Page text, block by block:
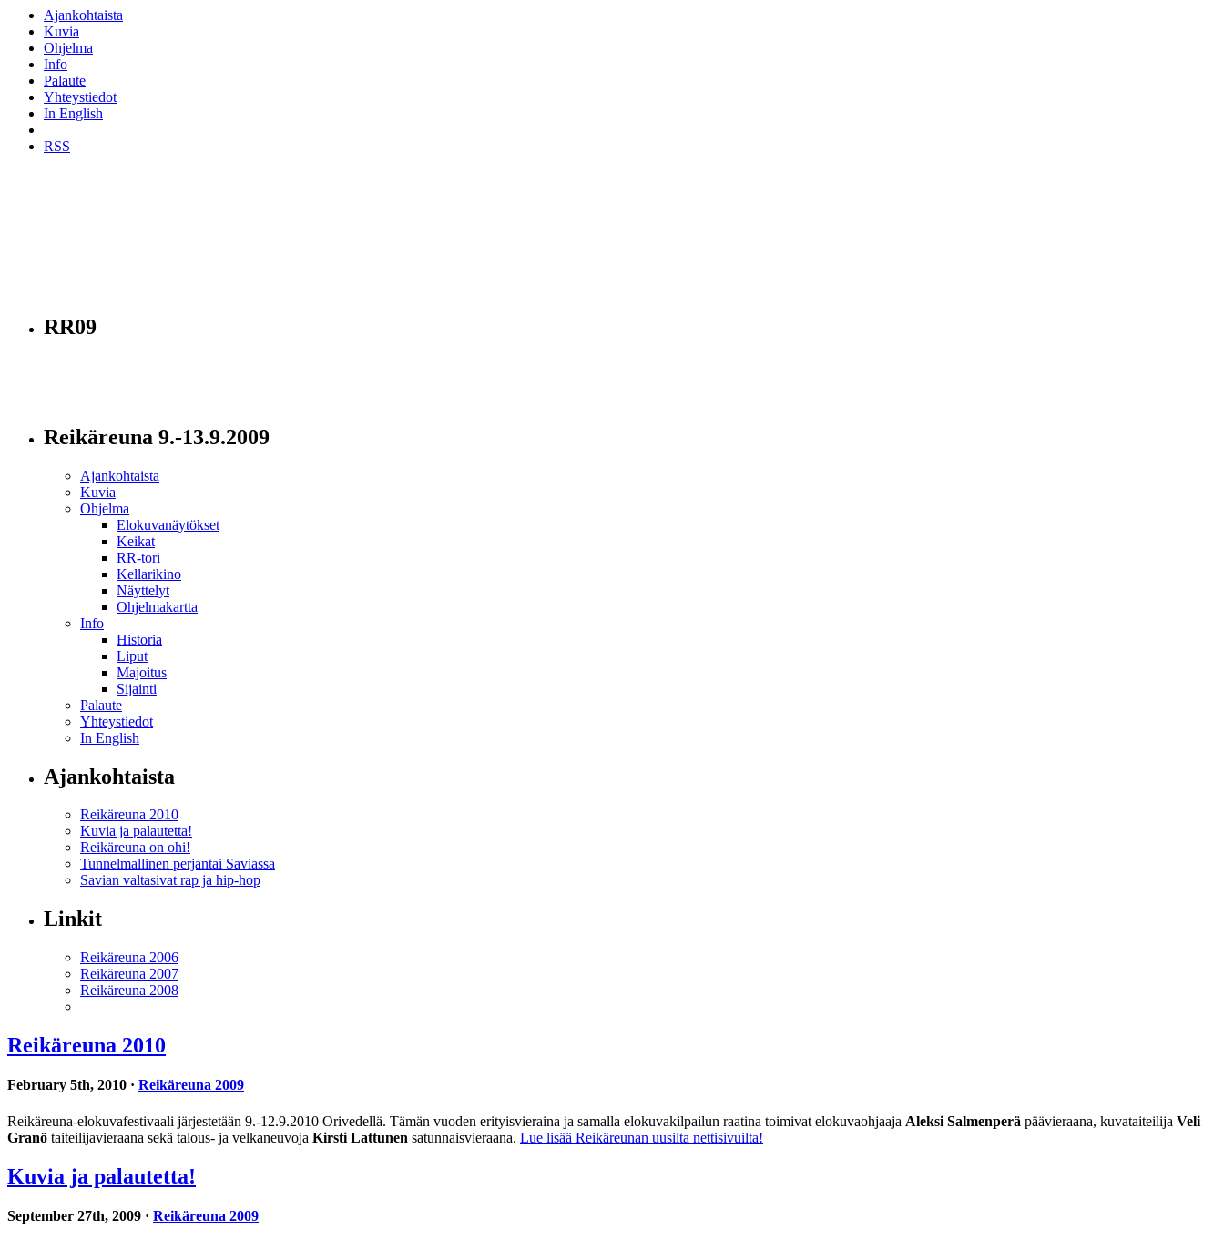
Ajankohtaista
Kuvia
Ohjelma
Info
Palaute
Yhteystiedot
In English
RSS
RR09
Reikäreuna 9.-13.9.2009
Ajankohtaista
Kuvia
Ohjelma
Elokuvanäytökset
Keikat
RR-tori
Kellarikino
Näyttelyt
Ohjelmakartta
Info
Historia
Liput
Majoitus
Sijainti
Palaute
Yhteystiedot
In English
Ajankohtaista
Reikäreuna 2010
Kuvia ja palautetta!
Reikäreuna on ohi!
Tunnelmallinen perjantai Saviassa
Savian valtasivat rap ja hip-hop
Linkit
Reikäreuna 2006
Reikäreuna 2007
Reikäreuna 2008
Reikäreuna 2010
February 5th, 2010 · Reikäreuna 2009
Reikäreuna-elokuvafestivaali järjestetään 9.-12.9.2010 Orivedellä. Tämän vuoden erityisvieraina ja samalla elokuvakilpailun raatina toimivat elokuvaohjaaja Aleksi Salmenperä päävieraana, kuvataiteilija Veli
Granö taiteilijavieraana sekä talous- ja velkaneuvoja Kirsti Lattunen satunnaisvieraana. Lue lisää Reikäreunan uusilta nettisivuilta!
Kuvia ja palautetta!
September 27th, 2009 · Reikäreuna 2009